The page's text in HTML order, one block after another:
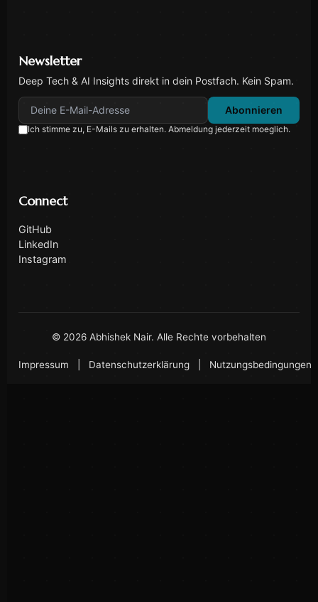
Newsletter
Deep Tech & AI Insights direkt in dein Postfach. Kein Spam.
Deine E-Mail-Adresse Abonnieren
Ich stimme zu, E-Mails zu erhalten. Abmeldung jederzeit moeglich.
Connect
GitHub
LinkedIn
Instagram
© 2026 Abhishek Nair. Alle Rechte vorbehalten
Impressum Datenschutzerklärung Nutzungsbedingungen